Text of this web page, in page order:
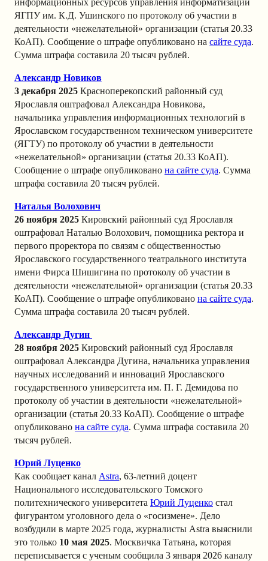
ЯГПУ им. К.Д. Ушинского по протоколу об участии в
деятельности «нежелательной» организации (статья 20.33
КоАП). Сообщение о штрафе опубликовано на сайте суда.
Сумма штрафа составила 20 тысяч рублей.
Александр Новиков
3 декабря 2025 Красноперекопский районный суд
Ярославля оштрафовал Александра Новикова,
начальника управления информационных технологий в
Ярославском государственном техническом университете
(ЯГТУ) по протоколу об участии в деятельности
«нежелательной» организации (статья 20.33 КоАП).
Сообщение о штрафе опубликовано на сайте суда. Сумма
штрафа составила 20 тысяч рублей.
Наталья Волохович
26 ноября 2025 Кировский районный суд Ярославля
оштрафовал Наталью Волохович, помощника ректора и
первого проректора по связям с общественностью
Ярославского государственного театрального института
имени Фирса Шишигина по протоколу об участии в
деятельности «нежелательной» организации (статья 20.33
КоАП). Сообщение о штрафе опубликовано на сайте суда.
Сумма штрафа составила 20 тысяч рублей.
Александр Дугин
28 ноября 2025 Кировский районный суд Ярославля
оштрафовал Александра Дугина, начальника управления
научных исследований и инноваций Ярославского
государственного университета им. П. Г. Демидова по
протоколу об участии в деятельности «нежелательной»
организации (статья 20.33 КоАП). Сообщение о штрафе
опубликовано на сайте суда. Сумма штрафа составила 20
тысяч рублей.
Юрий Луценко
Как сообщает канал Astra, 63-летний доцент
Национального исследовательского Томского
политехнического университета Юрий Луценко стал
фигурантом уголовного дела о «госизмене». Дело
возбудили в марте 2025 года, журналисты Astra выяснили
это только 10 мая 2025. Москвичка Татьяна, которая
переписывается с ученым сообщила 3 января 2026 каналу